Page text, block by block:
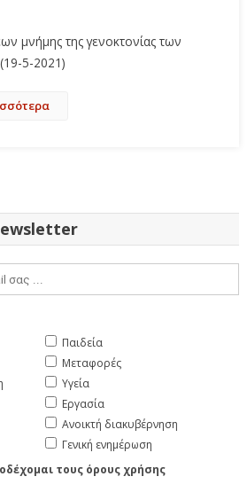
μνήμης της γενοκτονίας των
5-2021)
Παιδεία
Μεταφορές
Υγεία
Εργασία
Ανοικτή διακυβέρνηση
Γενική ενημέρωση
τους όρους χρήσης